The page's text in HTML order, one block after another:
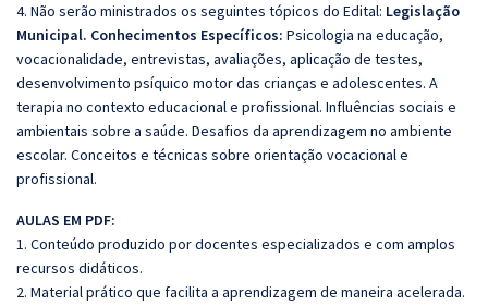
4. Não serão ministrados os seguintes tópicos do Edital: Legislação
Municipal. Conhecimentos Específicos: Psicologia na educação,
vocacionalidade, entrevistas, avaliações, aplicação de testes,
desenvolvimento psíquico motor das crianças e adolescentes. A
terapia no contexto educacional e profissional. Influências sociais e
ambientais sobre a saúde. Desafios da aprendizagem no ambiente
escolar. Conceitos e técnicas sobre orientação vocacional e
profissional.
AULAS EM PDF:
1. Conteúdo produzido por docentes especializados e com amplos
recursos didáticos.
2. Material prático que facilita a aprendizagem de maneira acelerada.